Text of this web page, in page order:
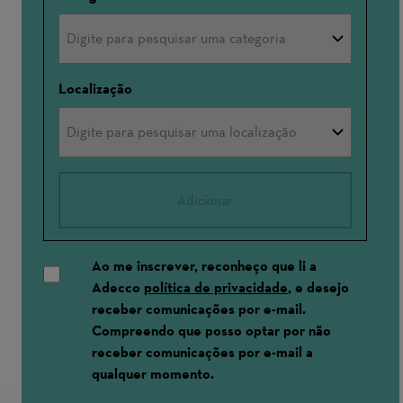
Localização
Ao me inscrever, reconheço que li a
Adecco política de privacidade, e desejo
receber comunicações por e-mail.
Compreendo que posso optar por não
receber comunicações por e-mail a
qualquer momento.